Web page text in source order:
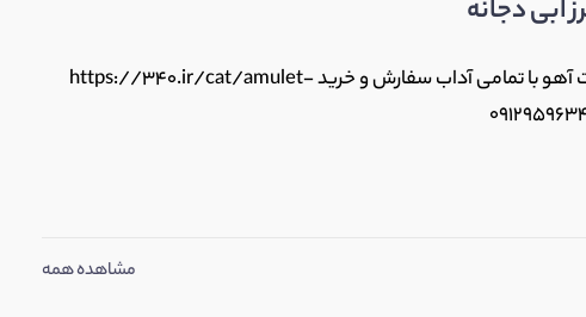
ابی دجانه
حرز امام جواد علیه السلام بر روی پوست آهو با تمامی آداب سفارش و خرید https://340.ir/cat/amulet-
مشاهده همه